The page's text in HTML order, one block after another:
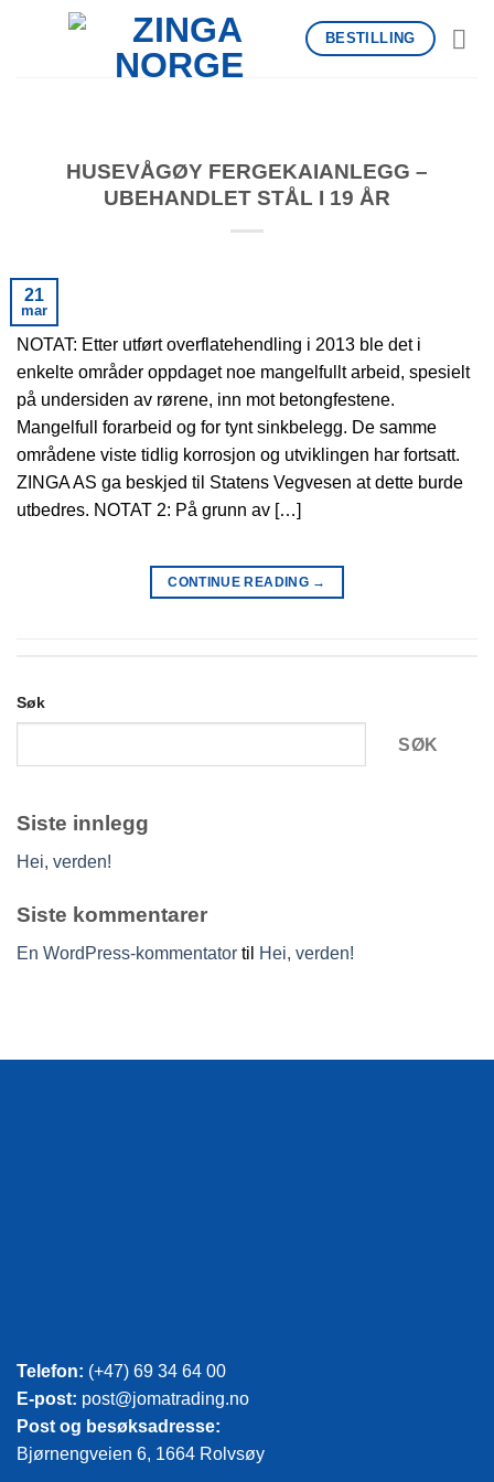
BESTILLING
HUSEVÅGØY FERGEKAIANLEGG –
UBEHANDLET STÅL I 19 ÅR
21
mar
NOTAT: Etter utført overflatehendling i 2013 ble det i
enkelte områder oppdaget noe mangelfullt arbeid, spesielt
på undersiden av rørene, inn mot betongfestene.
Mangelfull forarbeid og for tynt sinkbelegg. De samme
områdene viste tidlig korrosjon og utviklingen har fortsatt.
ZINGA AS ga beskjed til Statens Vegvesen at dette burde
utbedres. NOTAT 2: På grunn av […]
CONTINUE READING →
Søk
SØK
Siste innlegg
Hei, verden!
Siste kommentarer
En WordPress-kommentator til Hei, verden!
Telefon: (+47) 69 34 64 00
E-post: post@jomatrading.no
Post og besøksadresse:
Bjørnengveien 6, 1664 Rolvsøy